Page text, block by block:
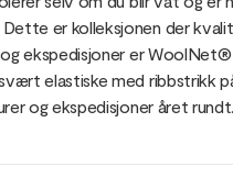
er kolleksjonen der
ekspedisjoner er
elastiske med ribbstrikk
og ekspedisjoner året rundt.